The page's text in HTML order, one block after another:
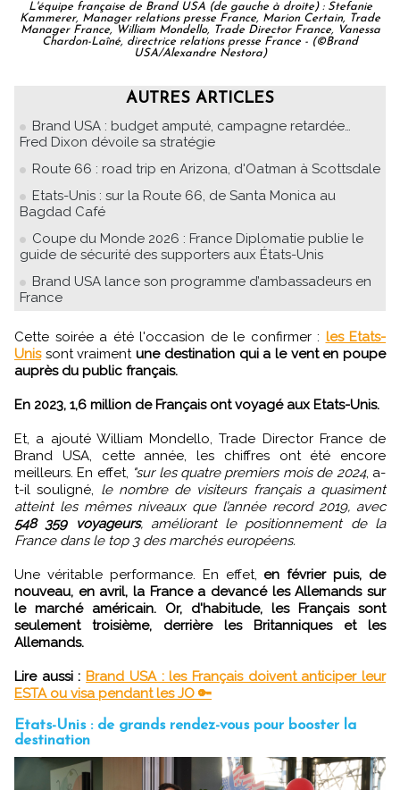
L'équipe française de Brand USA (de gauche à droite) : Stefanie
Kammerer, Manager relations presse France, Marion Certain, Trade
Manager France, William Mondello, Trade Director France, Vanessa
Chardon-Laîné, directrice relations presse France - (©Brand
USA/Alexandre Nestora)
AUTRES ARTICLES
Brand USA : budget amputé, campagne retardée…
Fred Dixon dévoile sa stratégie
Route 66 : road trip en Arizona, d'Oatman à Scottsdale
Etats-Unis : sur la Route 66, de Santa Monica au
Bagdad Café
Coupe du Monde 2026 : France Diplomatie publie le
guide de sécurité des supporters aux États-Unis
Brand USA lance son programme d’ambassadeurs en
France
Cette soirée a été l'occasion de le confirmer : les Etats-
Unissont vraimentune destination qui a le vent en poupe
auprès du public français.
En 2023, 1,6 million de Français ont voyagé aux Etats-Unis.
Et, a ajouté William Mondello, Trade Director France de
Brand USA, cette année, les chiffres ont été encore
meilleurs. En effet, "sur les quatre premiers mois de 2024, a-
t-il souligné, le nombre de visiteurs français a quasiment
atteint les mêmes niveaux que l’année record 2019, avec
548 359 voyageurs, améliorant le positionnement de la
France dans le top 3 des marchés européens.
Une véritable performance. En effet, en février puis, de
nouveau, en avril, la France a devancé les Allemands sur
le marché américain. Or, d'habitude, les Français sont
seulement troisième, derrière les Britanniques et les
Allemands.
Lire aussi : Brand USA : les Français doivent anticiper leur
ESTA ou visa pendant les JO 🔑
Etats-Unis : de grands rendez-vous pour booster la
destination